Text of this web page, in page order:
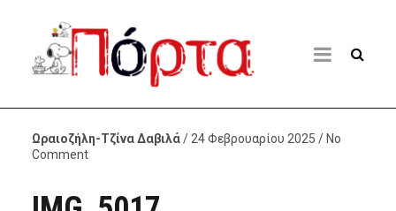
Ωραιοζήλη-Τζίνα Δαβιλά/ 24 Φεβρουαρίου 2025 / No
Comment